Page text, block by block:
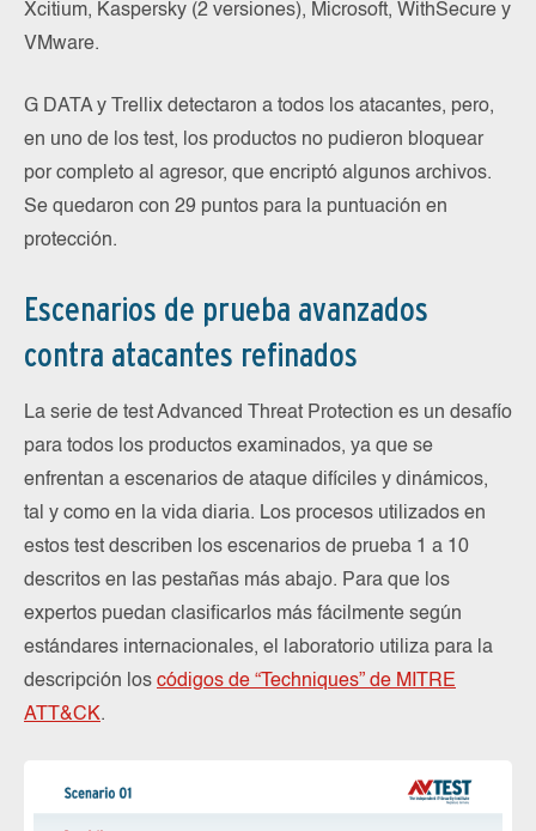
Xcitium, Kaspersky (2 versiones), Microsoft, WithSecure y
VMware.
G DATA y Trellix detectaron a todos los atacantes, pero,
en uno de los test, los productos no pudieron bloquear
por completo al agresor, que encriptó algunos archivos.
Se quedaron con 29 puntos para la puntuación en
protección.
Escenarios de prueba avanzados
contra atacantes refinados
La serie de test Advanced Threat Protection es un desafío
para todos los productos examinados, ya que se
enfrentan a escenarios de ataque difíciles y dinámicos,
tal y como en la vida diaria. Los procesos utilizados en
estos test describen los escenarios de prueba 1 a 10
descritos en las pestañas más abajo. Para que los
expertos puedan clasificarlos más fácilmente según
estándares internacionales, el laboratorio utiliza para la
descripción los códigos de “Techniques” de MITRE
ATT&CK.